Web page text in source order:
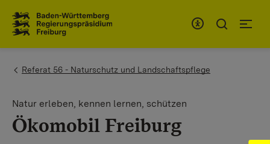
You are here:
Referat 56 - Naturschutz und Landschaftspflege
Natur erleben, kennen lernen, schützen
Ökomobil Freiburg